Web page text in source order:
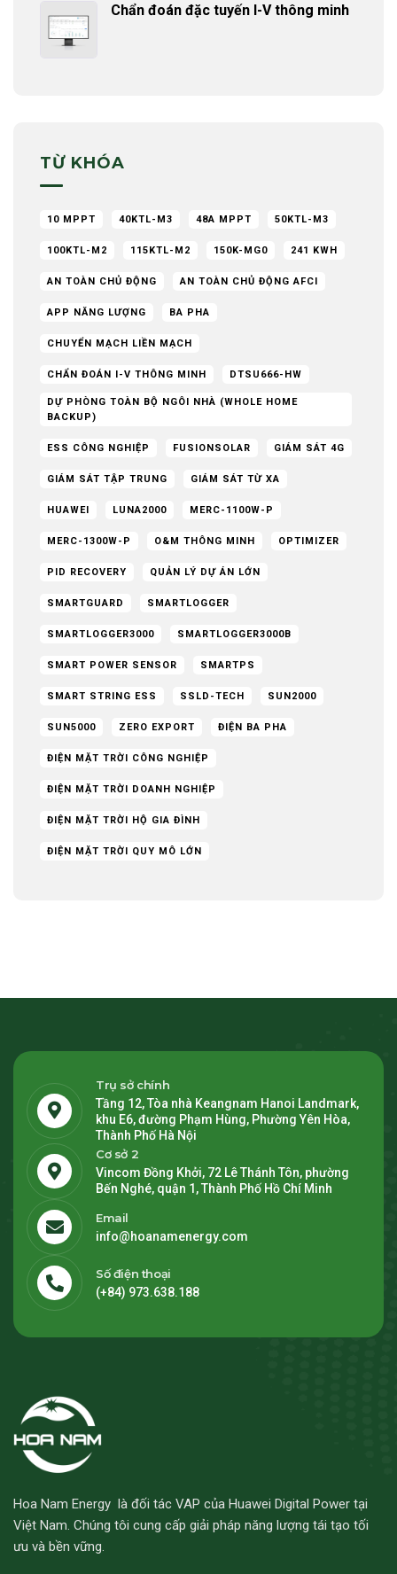
Chẩn đoán đặc tuyến I-V thông minh
TỪ KHÓA
10 MPPT 40KTL-M3 48A MPPT 50KTL-M3
100KTL-M2 115KTL-M2 150K-MG0 241 KWH
AN TOÀN CHỦ ĐỘNG AN TOÀN CHỦ ĐỘNG AFCI
APP NĂNG LƯỢNG BA PHA
CHUYỂN MẠCH LIỀN MẠCH
CHẨN ĐOÁN I-V THÔNG MINH DTSU666-HW
DỰ PHÒNG TOÀN BỘ NGÔI NHÀ (WHOLE HOME
BACKUP)
ESS CÔNG NGHIỆP FUSIONSOLAR GIÁM SÁT 4G
GIÁM SÁT TẬP TRUNG GIÁM SÁT TỪ XA
HUAWEI LUNA2000 MERC-1100W-P
MERC-1300W-P O&M THÔNG MINH OPTIMIZER
PID RECOVERY QUẢN LÝ DỰ ÁN LỚN
SMARTGUARD SMARTLOGGER
SMARTLOGGER3000 SMARTLOGGER3000B
SMART POWER SENSOR SMARTPS
SMART STRING ESS SSLD-TECH SUN2000
SUN5000 ZERO EXPORT ĐIỆN BA PHA
ĐIỆN MẶT TRỜI CÔNG NGHIỆP
ĐIỆN MẶT TRỜI DOANH NGHIỆP
ĐIỆN MẶT TRỜI HỘ GIA ĐÌNH
ĐIỆN MẶT TRỜI QUY MÔ LỚN
Trụ sở chính
Tầng 12, Tòa nhà Keangnam Hanoi Landmark,
khu E6, đường Phạm Hùng, Phường Yên Hòa,
Thành Phố Hà Nội
Cơ sở 2
Vincom Đồng Khởi, 72 Lê Thánh Tôn, phường
Bến Nghé, quận 1, Thành Phố Hồ Chí Minh
Email
info@hoanamenergy.com
Số điện thoại
(+84) 973.638.188
Hoa Nam Energy là đối tác VAP của Huawei Digital Power tại
Việt Nam. Chúng tôi cung cấp giải pháp năng lượng tái tạo tối
ưu và bền vững.